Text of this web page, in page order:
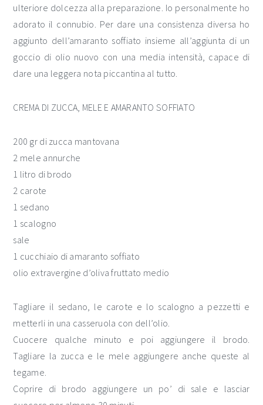
ulteriore dolcezza alla preparazione. Io personalmente ho
adorato il connubio. Per dare una consistenza diversa ho
aggiunto dell’amaranto soffiato insieme all’aggiunta di un
goccio di olio nuovo con una media intensità, capace di
dare una leggera nota piccantina al tutto.
CREMA DI ZUCCA, MELE E AMARANTO SOFFIATO
200 gr di zucca mantovana
2 mele annurche
1 litro di brodo
2 carote
1 sedano
1 scalogno
sale
1 cucchiaio di amaranto soffiato
olio extravergine d’oliva fruttato medio
Tagliare il sedano, le carote e lo scalogno a pezzetti e
metterli in una casseruola con dell’olio.
Cuocere qualche minuto e poi aggiungere il brodo.
Tagliare la zucca e le mele aggiungere anche queste al
tegame.
Coprire di brodo aggiungere un po’ di sale e lasciar